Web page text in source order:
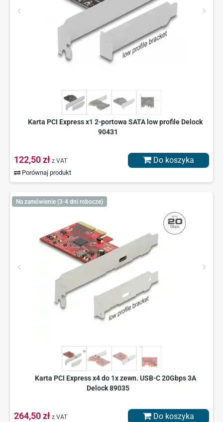
Karta PCI Express x1 2-portowa SATA low profile Delock
90431
122,50 zł z VAT
Porównaj produkt
Do koszyka
Na zamówienie (3-4 dni robocze)
Karta PCI Express x4 do 1x zewn. USB-C 20Gbps 3A
Delock 89035
264,50 zł z VAT Do koszyka